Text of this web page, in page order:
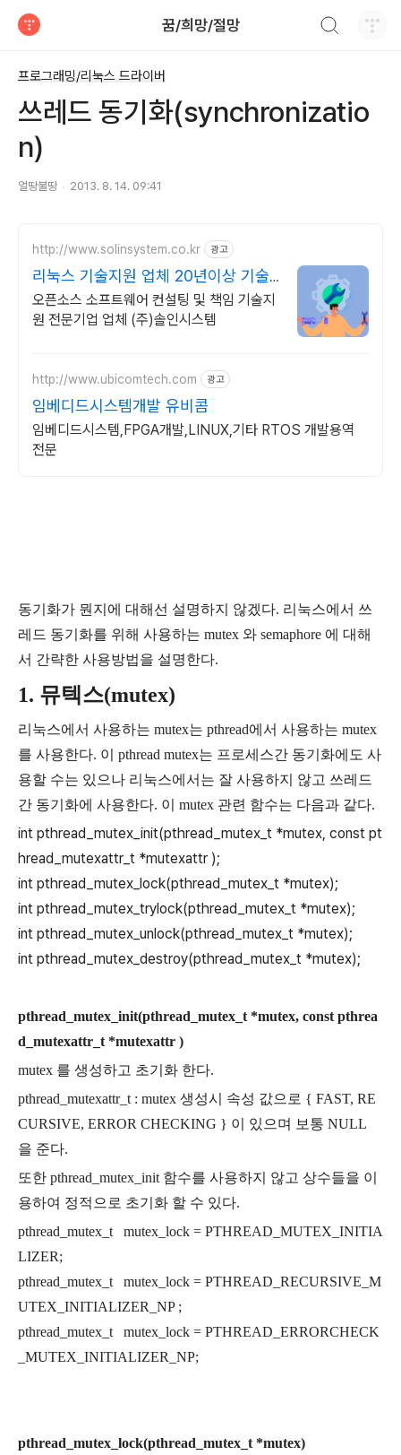
꿈/희망/절망
프로그래밍/리눅스 드라이버
쓰레드 동기화(synchronizatio
n)
얼땅불땅 2013. 8. 14. 09:41
http://www.solinsystem.co.kr 광고
리눅스 기술지원 업체 20년이상 기술
지원 노하우
오픈소스 소프트웨어 컨설팅 및 책임 기술지
원 전문기업 업체 (주)솔인시스템
http://www.ubicomtech.com 광고
임베디드시스템개발 유비콤
임베디드시스템,FPGA개발,LINUX,기타 RTOS 개발용역
전문
동기화가 뭔지에 대해선 설명하지 않겠다. 리눅스에서 쓰
레드 동기화를 위해 사용하는 mutex 와 semaphore 에 대해
서 간략한 사용방법을 설명한다.
1. 뮤텍스(mutex)
리눅스에서 사용하는 mutex는 pthread에서 사용하는 mutex
를 사용한다. 이 pthread mutex는 프로세스간 동기화에도 사
용할 수는 있으나 리눅스에서는 잘 사용하지 않고 쓰레드
간 동기화에 사용한다. 이 mutex 관련 함수는 다음과 같다.
int pthread_mutex_init(pthread_mutex_t *mutex, const pt
hread_mutexattr_t *mutexattr );
int pthread_mutex_lock(pthread_mutex_t *mutex);
int pthread_mutex_trylock(pthread_mutex_t *mutex);
int pthread_mutex_unlock(pthread_mutex_t *mutex);
int pthread_mutex_destroy(pthread_mutex_t *mutex);
pthread_mutex_init(pthread_mutex_t *mutex, const pthrea
d_mutexattr_t *mutexattr )
mutex 를 생성하고 초기화 한다.
pthread_mutexattr_t : mutex 생성시 속성 값으로 { FAST, RE
CURSIVE, ERROR CHECKING } 이 있으며 보통 NULL
을 준다.
또한 pthread_mutex_init 함수를 사용하지 않고 상수들을 이
용하여 정적으로 초기화 할 수 있다.
pthread_mutex_t mutex_lock = PTHREAD_MUTEX_INITIA
LIZER;
pthread_mutex_t mutex_lock = PTHREAD_RECURSIVE_M
UTEX_INITIALIZER_NP ;
pthread_mutex_t mutex_lock = PTHREAD_ERRORCHECK
_MUTEX_INITIALIZER_NP;
pthread_mutex_lock(pthread_mutex_t *mutex)